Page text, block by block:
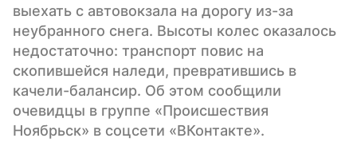
выехать с автовокзала на дорогу из-за
неубранного снега. Высоты колес оказалось
недостаточно: транспорт повис на
скопившейся наледи, превратившись в
качели-балансир. Об этом сообщили
очевидцы в группе «Происшествия
Ноябрьск» в соцсети «ВКонтакте».